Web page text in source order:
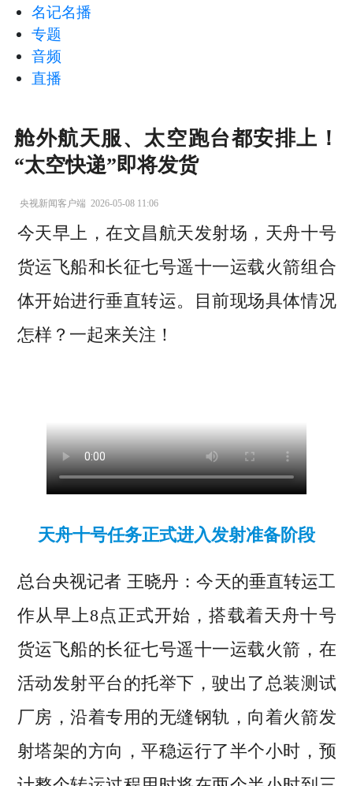
名记名播
专题
音频
直播
舱外航天服、太空跑台都安排上！
“太空快递”即将发货
央视新闻客户端 2026-05-08 11:06
今天早上，在文昌航天发射场，天舟十号
货运飞船和长征七号遥十一运载火箭组合
体开始进行垂直转运。目前现场具体情况
怎样？一起来关注！
天舟十号任务正式进入发射准备阶段
总台央视记者 王晓丹：今天的垂直转运工
作从早上8点正式开始，搭载着天舟十号
货运飞船的长征七号遥十一运载火箭，在
活动发射平台的托举下，驶出了总装测试
厂房，沿着专用的无缝钢轨，向着火箭发
射塔架的方向，平稳运行了半个小时，预